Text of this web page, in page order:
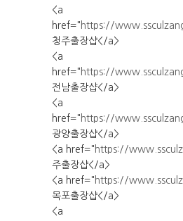
<a
href=" https://
청주출장샵</a>
<a
href=" https://
전남출장샵</a>
<a
href=" https://
광양출장샵</a>
<a href=" https://
주출장샵</a>
<a href=" https://
목포출장샵</a>
<a